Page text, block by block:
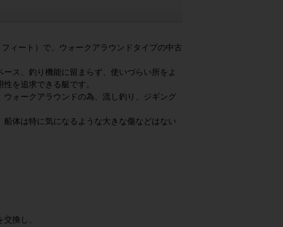
ィート）で、ウォークアラウンドタイプの中古
ス、釣り機能に留まらず、使いづらい所をよ
を追求できる艇です。
ォークアラウンドの為、流し釣り、ジギング
体は特に気になるような大きな傷などはない
換し、